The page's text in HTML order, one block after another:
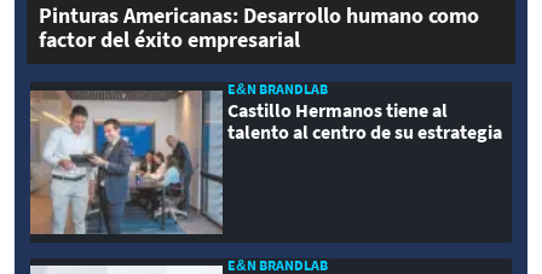
Pinturas Americanas: Desarrollo humano como
factor del éxito empresarial
E&N BRANDLAB
Castillo Hermanos tiene al
talento al centro de su estrategia
E&N BRANDLAB